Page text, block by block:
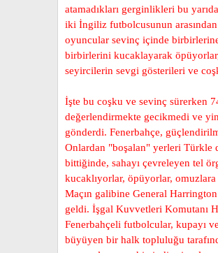
atamadıkları gerginlikleri bu
iki İngiliz futbolcusunun
oyuncular sevinç içinde birbirlerine
birbirlerini kucaklayarak
seyircilerin sevgi gösterileri ve
İşte bu coşku ve sevinç sürerken
değerlendirmekte gecikmedi ve
gönderdi. Fenerbahçe,
Onlardan "boşalan" yerleri Türkle
bittiğinde, sahayı çevreleyen tel
kucaklıyorlar, öpüyorlar, omuzlara
Maçın galibine General
geldi. İşgal Kuvvetleri Komutanı
Fenerbahçeli futbolcular, kupayı
büyüyen bir halk topluluğu